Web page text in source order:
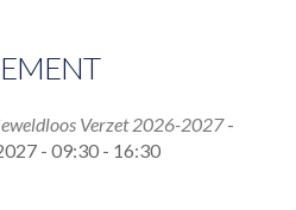
Verzet 2026-2027-
- 09:30 - 16:30